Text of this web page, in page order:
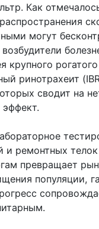
Как
могут
крупного
ринотрахеит
сводит на
и ремонтных
превращает
популяции,